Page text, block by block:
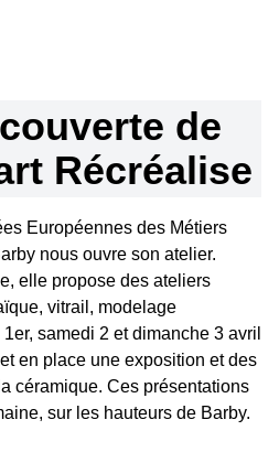
de
Récréalise
Européennes des Métiers
nous ouvre son atelier.
elle propose des ateliers
vitrail, modelage
samedi 2 et dimanche 3 avril
en place une exposition et des
céramique. Ces présentations
sur les hauteurs de Barby.